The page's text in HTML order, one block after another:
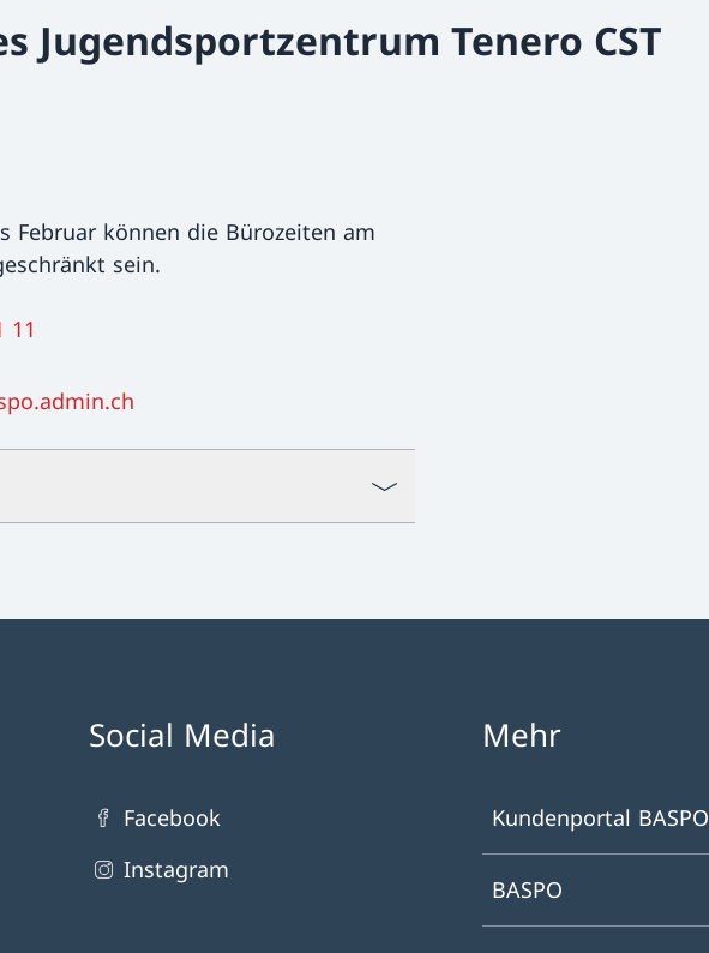
Jugendsportzentrum Tenero CST
Februar können die Bürozeiten am
sein.
11
Social Media
Facebook
Instagram
Mehr
Kundenportal BASPO
BASPO